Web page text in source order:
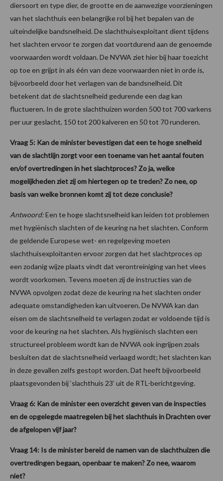
diersoort en type dier, de grootte en de aanwezige voorzieningen
van het slachthuis een belangrijke rol bij het bepalen van de
uiteindelijke bandsnelheid. De slachthuisexploitant dient tijdens
het slachten ervoor te zorgen dat voortdurend aan de genoemde
voorwaarden wordt voldaan. De NVWA ziet hier bij haar toezicht
op toe en grijpt in als één van deze voorwaarden niet in orde is,
bijvoorbeeld door het verlagen van de bandsnelheid. Dit
betekent dat de slachtsnelheid gedurende een dag kan
fluctueren. In de grote slachthuizen worden 500 tot 700 varkens
per uur geslacht, 150 tot 200 kalveren en 50 tot 70 runderen.
Vraag 5: Kan de minister bevestigen dat een te hoge snelheid
van de slachtlijn zorgt voor een toename van het aantal fouten
en/of overtredingen in het slachtproces? Zo ja, welke
mogelijkheden ziet zij om hiertegen op te treden? Zo nee, op
basis van welke bronnen komt zij tot deze conclusie?
Antwoord:Een te hoge slachtsnelheid kan leiden tot problemen
met hygiënisch slachten of de keuring na het slachten. Conform
de geldende Europese wet- en regelgeving moeten
slachthuisexploitanten ervoor zorgen dat het slachtproces op
een zodanig wijze plaats vindt dat verontreiniging van het vlees
wordt voorkomen. Tevens moeten zij de instructies van de
NVWA opvolgen zodat deze de keuring na het slachten onder
adequate omstandigheden kan uitvoeren. De NVWA kan dan
eisen om de slachtsnelheid te verlagen zodat er voldoende tijd is
voor de keuring na het slachten. Als hygiënisch slachten een
structureel probleem wordt kan de NVWA ook ingrijpen zoals
besluiten dat de slachtsnelheid verlaagd wordt; het slachten kan
in deze gevallen zelfs gestopt worden. Dat heeft bijvoorbeeld
plaatsgevonden bij ‘slachthuis 23’ uit de RTL-berichtgeving.
Vraag 6: Kan de minister een overzicht geven van de inspecties
en de opgelegde maatregelen bij het slachthuis in Drachten over
de afgelopen vijf jaar?
Vraag 14: Is de minister bereid de namen van de slachthuizen die
overtredingen begaan, openbaar te maken? Zo nee, waarom
niet?